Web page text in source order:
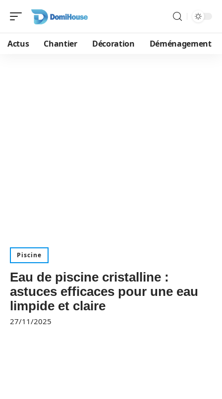
Actus Chantier Décoration Déménagement
Piscine
Eau de piscine cristalline :
astuces efficaces pour une eau
limpide et claire
27/11/2025